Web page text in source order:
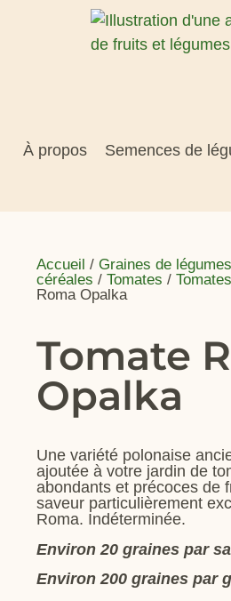
À propos Semences de
Accueil / Graines de
céréales /Tomates /
Roma Opalka
Tomate
Opalka
Une variété polonaise
ajoutée à votre jardin de
abondants et précoces de
saveur particulièrement
Roma. Indéterminée.
Environ 20 graines par
Environ 200 graines par